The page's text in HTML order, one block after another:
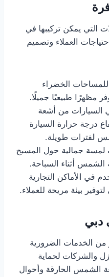
التي يمكن تركيبها في
العملاء وتصميم
للمساحات الخضراء
مظهرًا طبيعيًا جميلًا.
السيارات من أشعة
درجة حرارة السيارة
لفترات طويلة.
جمالية حول المسبح
الشمس أثناء السباحة.
في الأماكن التجارية
بيئة مريحة للعملاء.
الخدمات الضرورية
والشركات لحماية
الشمس الحارقة وأحوال